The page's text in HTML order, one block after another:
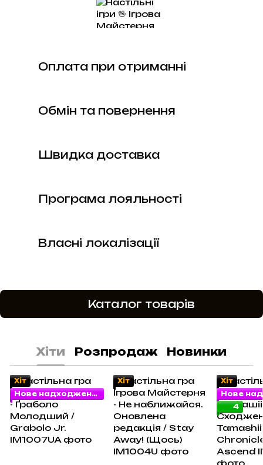
Оплата при отриманні
Обмін та повернення
Швидка доставка
Програма лояльності
Власні локалізації
Каталог товарів
Хіти Розпродаж Новинки
Хіт
Нове надходження
Хіт Хіт
4